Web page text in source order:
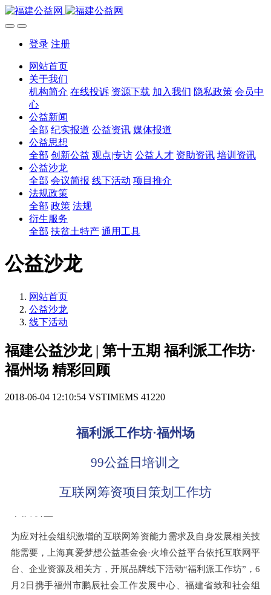
登录 注册
网站首页
关于我们
机构简介 在线投诉 资源下载 加入我们 隐私政策 会员中
心
公益新闻
全部 纪实报道 公益资讯 媒体报道
公益思想
全部 创新公益 观点|专访 公益人才 资助资讯 培训资讯
公益沙龙
全部 会议简报 线下活动 项目推介
法规政策
全部 政策 法规
衍生服务
全部 扶贫土特产 通用工具
公益沙龙
网站首页
公益沙龙
线下活动
福建公益沙龙 | 第十五期 福利派工作坊·
福州场 精彩回顾
2018-06-04 12:10:54 VSTIMEMS 41220
福利派工作坊·福州场
99公益日培训之
互联网筹资项目策划工作坊
为应对社会组织激增的互联网筹资能力需求及自身发展相关技
能需要，上海真爱梦想公益基金会·火堆公益平台依托互联网平
台、企业资源及相关方，开展品牌线下活动“福利派工作坊”，6
月2日携手福州市鹏辰社会工作发展中心、福建省致和社会组